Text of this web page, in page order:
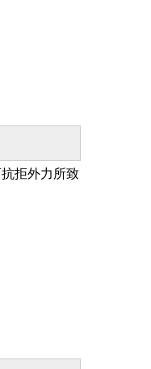
拒外力所致